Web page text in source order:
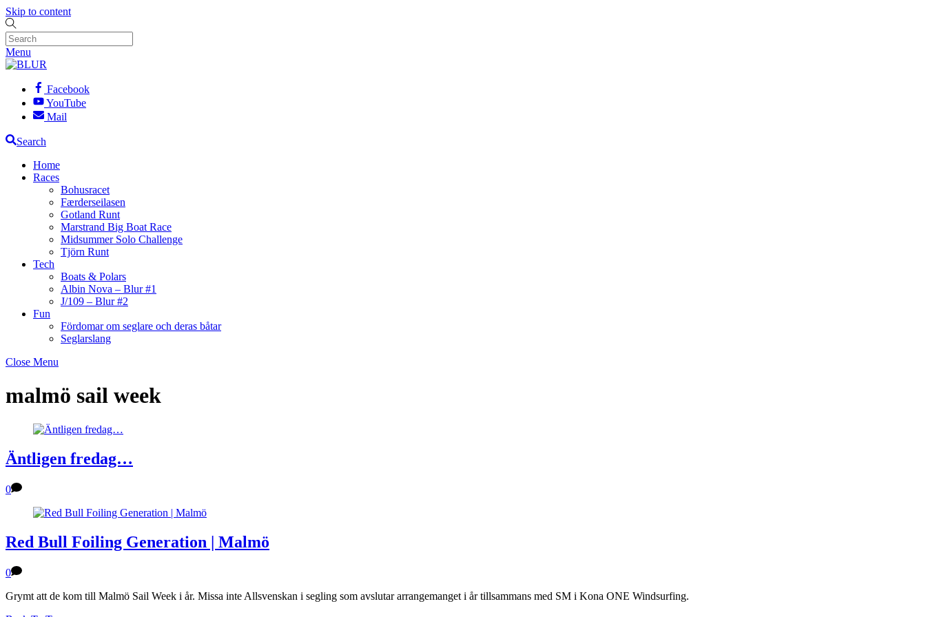
Skip to content
Menu
Facebook
YouTube
Mail
Search
Home
Races
Bohusracet
Færderseilasen
Gotland Runt
Marstrand Big Boat Race
Midsummer Solo Challenge
Tjörn Runt
Tech
Boats & Polars
Albin Nova – Blur #1
J/109 – Blur #2
Fun
Fördomar om seglare och deras båtar
Seglarslang
Close Menu
malmö sail week
Äntligen fredag…
0
Red Bull Foiling Generation | Malmö
0
Grymt att de kom till Malmö Sail Week i år. Missa inte Allsvenskan i segling som avslutar arrangemanget i år tillsammans med SM i Kona ONE Windsurfing.